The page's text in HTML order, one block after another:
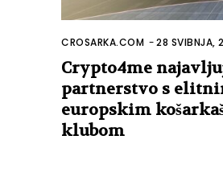
CROSARKA.COM -28 SVIBNJA,
Crypto4me
partnerstvo s
europskim
klubom